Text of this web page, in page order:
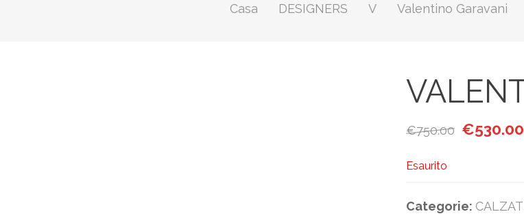
Casa DESIGNERS V Valentino Garavani
€750.00 Il prezzo
€530.00
Esaurito
Categorie: